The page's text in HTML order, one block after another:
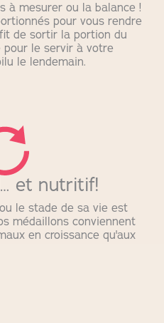
à mesurer ou la balance !
pour vous rendre
de sortir la portion du
le servir à votre
le lendemain.
et nutritif!
le stade de sa vie est
médaillons conviennent
en croissance qu'aux